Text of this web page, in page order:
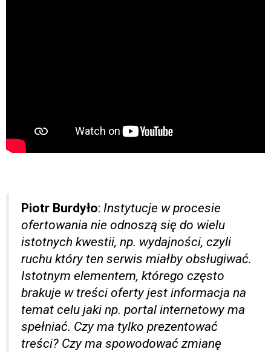
Piotr Burdyło: Instytucje w procesie
ofertowania nie odnoszą się do wielu
istotnych kwestii, np. wydajności, czyli
ruchu który ten serwis miałby obsługiwać.
Istotnym elementem, którego często
brakuje w treści oferty jest informacja na
temat celu jaki np. portal internetowy ma
spełniać. Czy ma tylko prezentować
treści? Czy ma spowodować zmianę